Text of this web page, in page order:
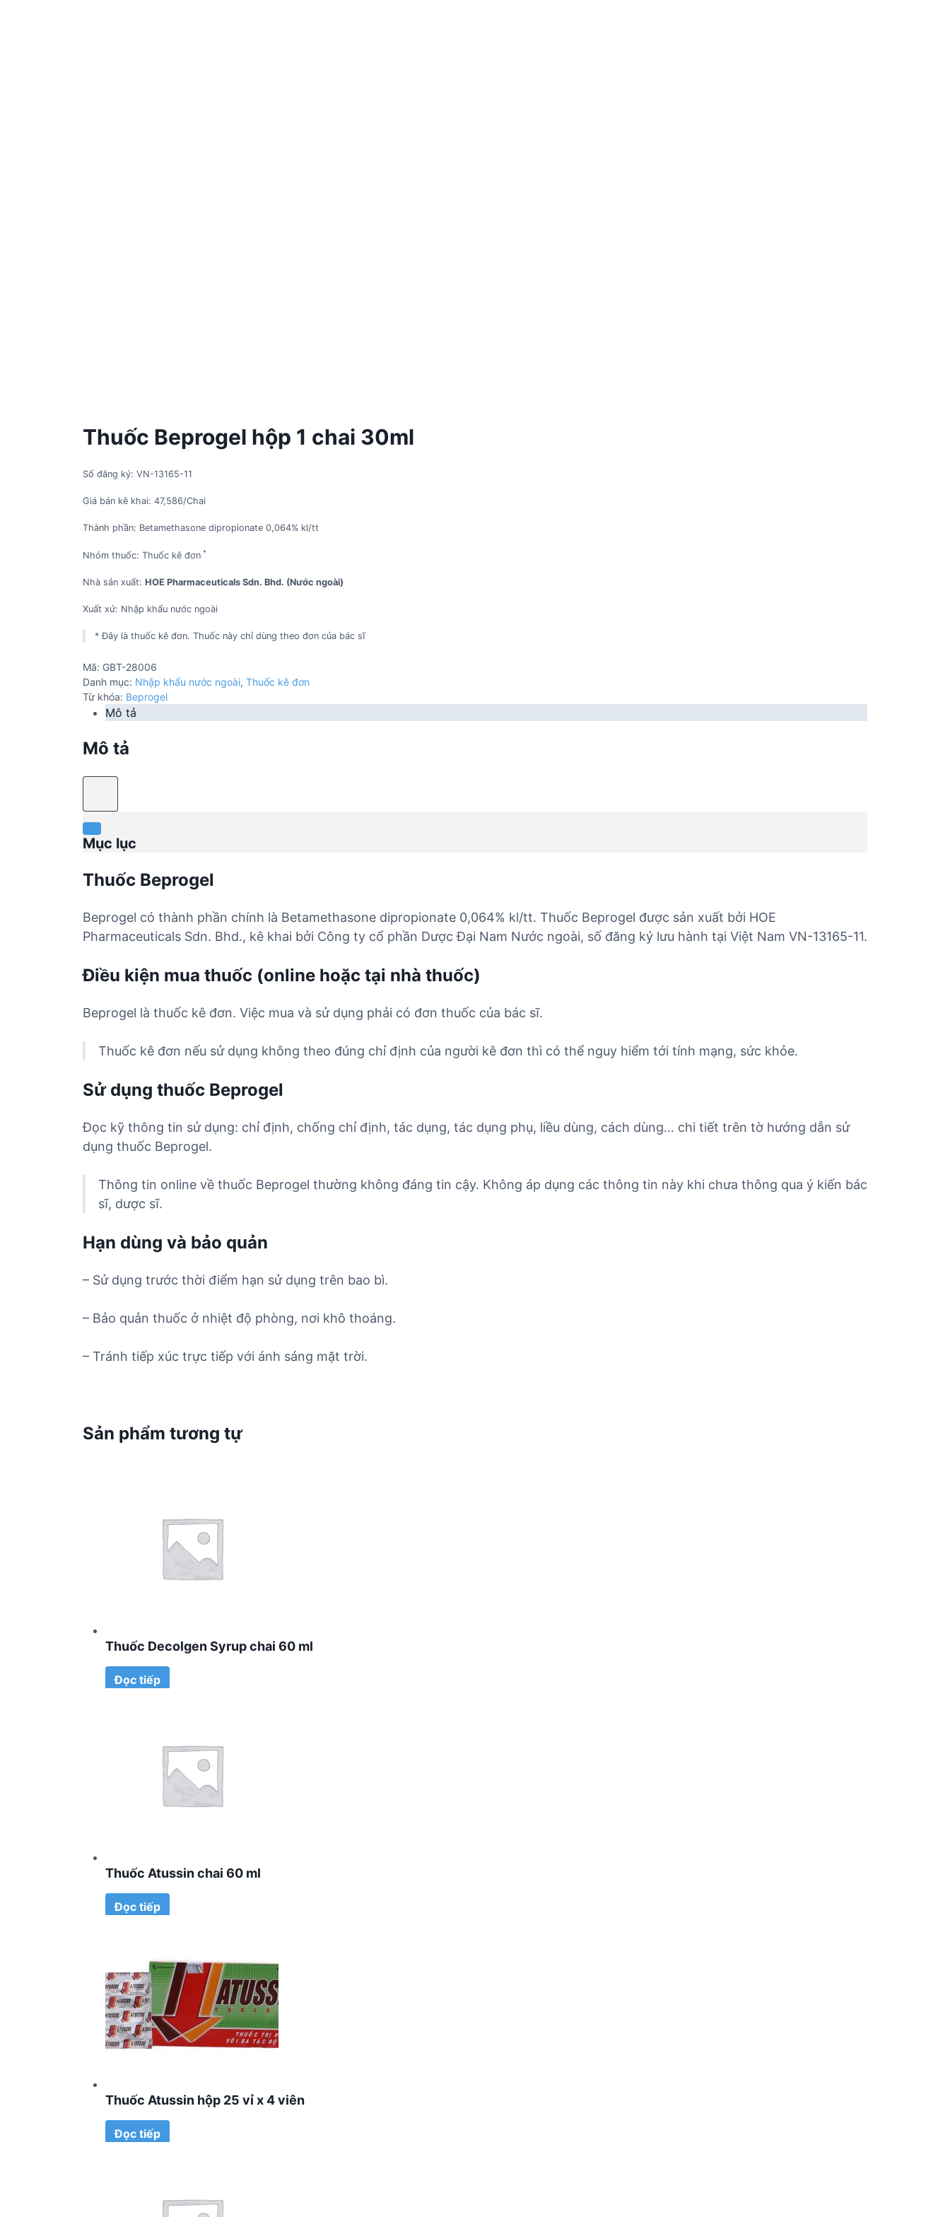
Thuốc Beprogel hộp 1 chai 30ml
Số đăng ký: VN-13165-11
Giá bán kê khai: 47,586/Chai
Thành phần: Betamethasone dipropionate 0,064% kl/tt
Nhóm thuốc: Thuốc kê đơn *
Nhà sản xuất: HOE Pharmaceuticals Sdn. Bhd. (Nước ngoài)
Xuất xứ: Nhập khẩu nước ngoài
* Đây là thuốc kê đơn. Thuốc này chỉ dùng theo đơn của bác sĩ
Mã: GBT-28006
Danh mục: Nhập khẩu nước ngoài, Thuốc kê đơn
Từ khóa: Beprogel
Mô tả
Mô tả
Mục lục
Thuốc Beprogel
Beprogel có thành phần chính là Betamethasone dipropionate 0,064% kl/tt. Thuốc Beprogel được sản xuất bởi HOE
Pharmaceuticals Sdn. Bhd., kê khai bởi Công ty cổ phần Dược Đại Nam Nước ngoài, số đăng ký lưu hành tại Việt Nam VN-13165-11.
Điều kiện mua thuốc (online hoặc tại nhà thuốc)
Beprogel là thuốc kê đơn. Việc mua và sử dụng phải có đơn thuốc của bác sĩ.
Thuốc kê đơn nếu sử dụng không theo đúng chỉ định của người kê đơn thì có thể nguy hiểm tới tính mạng, sức khỏe.
Sử dụng thuốc Beprogel
Đọc kỹ thông tin sử dụng: chỉ định, chống chỉ định, tác dụng, tác dụng phụ, liều dùng, cách dùng… chi tiết trên tờ hướng dẫn sử
dụng thuốc Beprogel.
Thông tin online về thuốc Beprogel thường không đáng tin cậy. Không áp dụng các thông tin này khi chưa thông qua ý kiến bác
sĩ, dược sĩ.
Hạn dùng và bảo quản
– Sử dụng trước thời điểm hạn sử dụng trên bao bì.
– Bảo quản thuốc ở nhiệt độ phòng, nơi khô thoáng.
– Tránh tiếp xúc trực tiếp với ánh sáng mặt trời.
Sản phẩm tương tự
Thuốc Decolgen Syrup chai 60 ml
Đọc tiếp
Thuốc Atussin chai 60 ml
Đọc tiếp
Thuốc Atussin hộp 25 vỉ x 4 viên
Đọc tiếp